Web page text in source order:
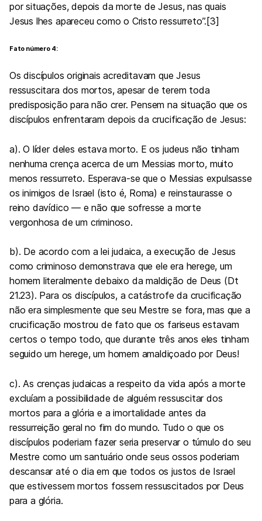
por situações, depois da morte de Jesus, nas quais
Jesus lhes apareceu como o Cristo ressurreto”.[3]
Fato número 4:
Os discípulos originais acreditavam que Jesus
ressuscitara dos mortos, apesar de terem toda
predisposição para não crer. Pensem na situação que os
discípulos enfrentaram depois da crucificação de Jesus:
a). O líder deles estava morto. E os judeus não tinham
nenhuma crença acerca de um Messias morto, muito
menos ressurreto. Esperava-se que o Messias expulsasse
os inimigos de Israel (isto é, Roma) e reinstaurasse o
reino davídico — e não que sofresse a morte
vergonhosa de um criminoso.
b). De acordo com a lei judaica, a execução de Jesus
como criminoso demonstrava que ele era herege, um
homem literalmente debaixo da maldição de Deus (Dt
21.23). Para os discípulos, a catástrofe da crucificação
não era simplesmente que seu Mestre se fora, mas que a
crucificação mostrou de fato que os fariseus estavam
certos o tempo todo, que durante três anos eles tinham
seguido um herege, um homem amaldiçoado por Deus!
c). As crenças judaicas a respeito da vida após a morte
excluíam a possibilidade de alguém ressuscitar dos
mortos para a glória e a imortalidade antes da
ressurreição geral no fim do mundo. Tudo o que os
discípulos poderiam fazer seria preservar o túmulo do seu
Mestre como um santuário onde seus ossos poderiam
descansar até o dia em que todos os justos de Israel
que estivessem mortos fossem ressuscitados por Deus
para a glória.